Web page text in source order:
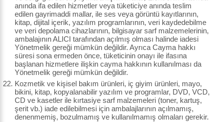
anında ifa edilen hizmetler veya tüketiciye anında teslim
edilen gayrimaddi mallar, ile ses veya görüntü kayıtlarının,
kitap, dijital içerik, yazılım programlarının, veri kaydedebilme
ve veri depolama cihazlarının, bilgisayar sarf malzemelerinin,
ambalajının ALICI tarafından açılmış olması halinde iadesi
Yönetmelik gereği mümkün değildir. Ayrıca Cayma hakkı
süresi sona ermeden önce, tüketicinin onayı ile ifasına
başlanan hizmetlere ilişkin cayma hakkının kullanılması da
Yönetmelik gereği mümkün değildir.
Kozmetik ve kişisel bakım ürünleri, iç giyim ürünleri, mayo,
bikini, kitap, kopyalanabilir yazılım ve programlar, DVD, VCD,
CD ve kasetler ile kırtasiye sarf malzemeleri (toner, kartuş,
şerit vb.) iade edilebilmesi için ambalajlarının açılmamış,
denenmemiş, bozulmamış ve kullanılmamış olmaları gerekir.